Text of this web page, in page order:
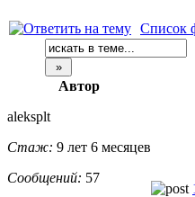
Список
Автор
aleksplt
Стаж: 9 лет 6 месяцев
Сообщений: 57